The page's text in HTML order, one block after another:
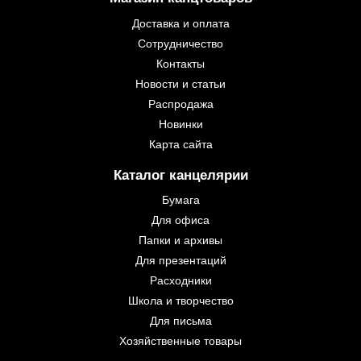
Доставка и оплата
Сотрудничество
Контакты
Новости и статьи
Распродажа
Новинки
Карта сайта
Каталог канцелярии
Бумага
Для офиса
Папки и архивы
Для презентаций
Расходники
Школа и творчество
Для письма
Хозяйственные товары